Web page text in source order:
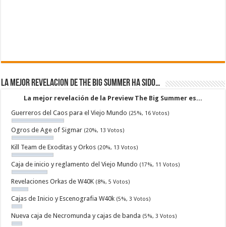
La mejor revelacion de The Big Summer ha sido…
La mejor revelación de la Preview The Big Summer es...
Guerreros del Caos para el Viejo Mundo (25%, 16 Votos)
Ogros de Age of Sigmar (20%, 13 Votos)
Kill Team de Exoditas y Orkos (20%, 13 Votos)
Caja de inicio y reglamento del Viejo Mundo (17%, 11 Votos)
Revelaciones Orkas de W40K (8%, 5 Votos)
Cajas de Inicio y Escenografia W40k (5%, 3 Votos)
Nueva caja de Necromunda y cajas de banda (5%, 3 Votos)